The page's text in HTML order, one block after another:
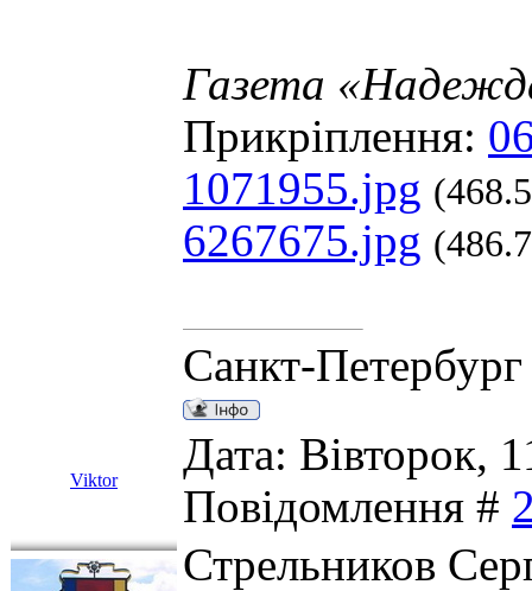
Газета
Прикріплення:
1071955.jpg
6267675.jpg
Санкт-Петербург
Viktor
Дата: Вівторок,
Повідомлення #
Стрельников